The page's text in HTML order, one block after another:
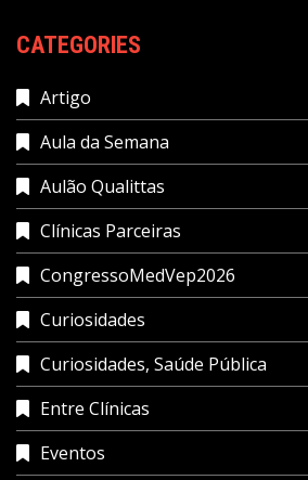
CATEGORIES
Artigo
Aula da Semana
Aulão Qualittas
Clínicas Parceiras
CongressoMedVep2026
Curiosidades
Curiosidades, Saúde Pública
Entre Clínicas
Eventos